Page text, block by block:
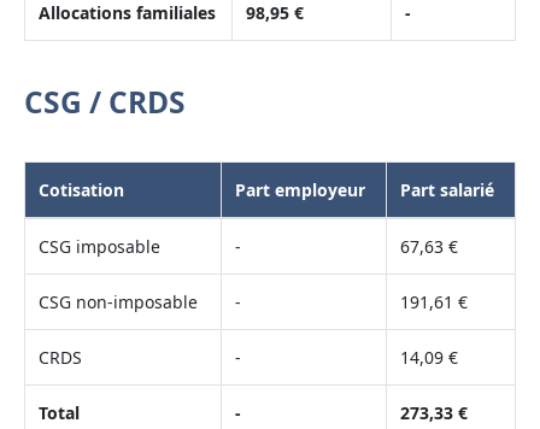
Allocations familiales 98,95 € -
CSG / CRDS
Cotisation Part employeur Part salarié
CSG imposable - 67,63 €
CSG non-imposable - 191,61 €
CRDS - 14,09 €
Total - 273,33 €